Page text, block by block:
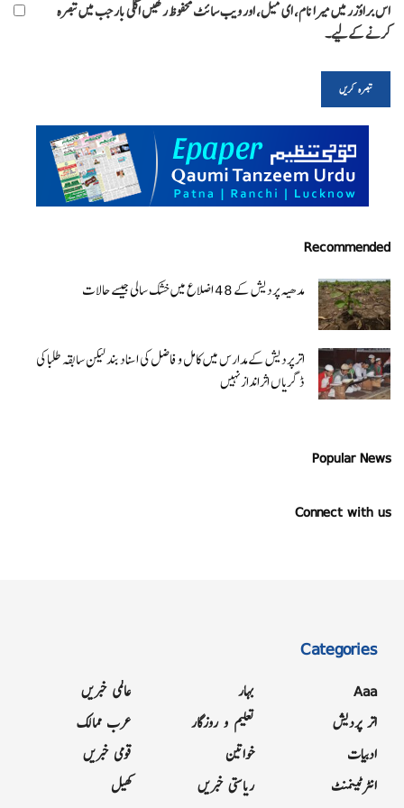
اس براؤزر میں میرا نام، ای میل، اور ویب سائٹ محفوظ رکھیں اگلی بار جب میں تبصرہ
کرنے کےلیے۔
Recommended
مدھیہ پردیش کے 48 اضلاع میں خشک سالی جیسے حالات
اتر پردیش کےمدارس میں کامل و فاضل کی اسناد بند لیکن سابقہ طلبا کی
ڈگریا ں اثرانداز نہیں
Popular News
Connect with us
Categories
Aaa
اتر پردیش
ادبیات
انٹرٹینمنٹ
بہار
تعلیم و روزگار
خواتین
ریاستی خبریں
عالمی خبریں
عرب ممالک
قومی خبریں
کھیل